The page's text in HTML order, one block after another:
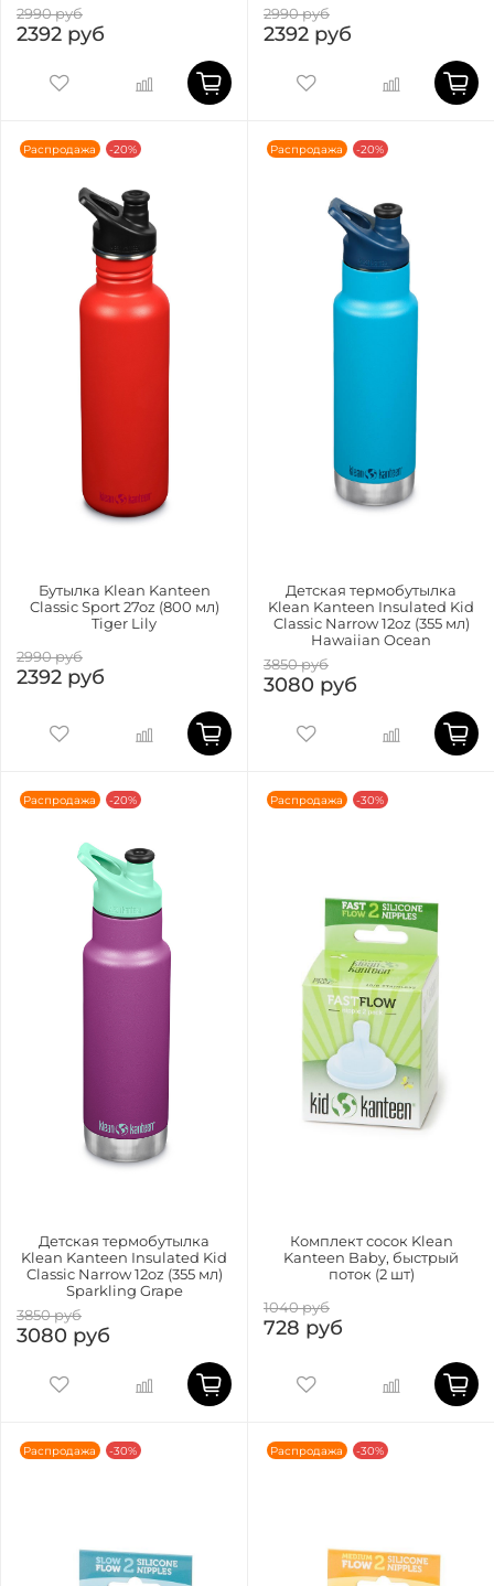
2990 руб
2392 руб
2990 руб
2392 руб
Распродажа -20%
Бутылка Klean Kanteen
Classic Sport 27oz (800 мл)
Tiger Lily
2990 руб
2392 руб
Распродажа -20%
Детская термобутылка
Klean Kanteen Insulated Kid
Classic Narrow 12oz (355 мл)
Hawaiian Ocean
3850 руб
3080 руб
Распродажа -20%
Детская термобутылка
Klean Kanteen Insulated Kid
Classic Narrow 12oz (355 мл)
Sparkling Grape
3850 руб
3080 руб
Распродажа -30%
Комплект сосок Klean
Kanteen Baby, быстрый
поток (2 шт)
1040 руб
728 руб
Распродажа -30% Распродажа -30%